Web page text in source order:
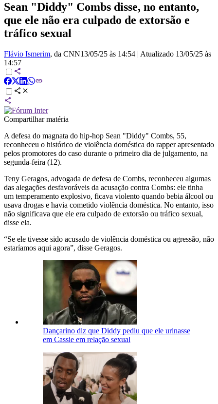
Sean "Diddy" Combs disse, no entanto,
que ele não era culpado de extorsão e
tráfico sexual
Flávio Ismerim, da CNN13/05/25 às 14:54 | Atualizado 13/05/25 às
14:57
Compartilhar matéria
A defesa do magnata do hip-hop Sean "Diddy" Combs, 55,
reconheceu o histórico de violência doméstica do rapper apresentado
pelos promotores do caso durante o primeiro dia de julgamento, na
segunda-feira (12).
Teny Geragos, advogada de defesa de Combs, reconheceu algumas
das alegações desfavoráveis da acusação contra Combs: ele tinha
um temperamento explosivo, ficava violento quando bebia álcool ou
usava drogas e havia cometido violência doméstica. No entanto, isso
não significava que ele era culpado de extorsão ou tráfico sexual,
disse ela.
“Se ele tivesse sido acusado de violência doméstica ou agressão, não
estaríamos aqui agora”, disse Geragos.
Dançarino diz que Diddy pediu que ele urinasse
em Cassie em relação sexual